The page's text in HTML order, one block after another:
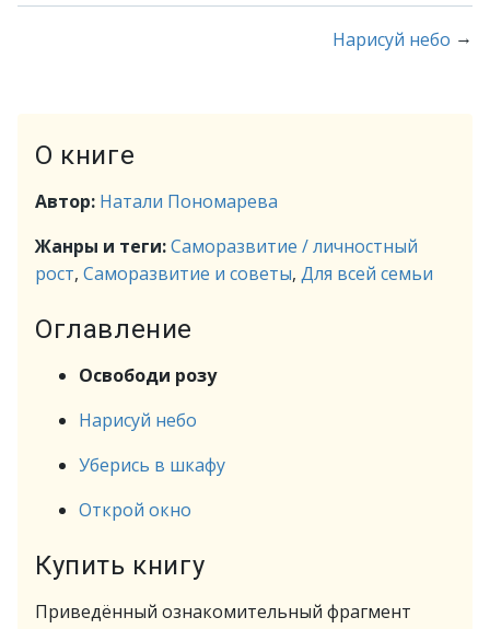
Нарисуй небо →
О книге
Автор: Натали Пономарева
Жанры и теги:Саморазвитие / личностный
рост, Саморазвитие и советы, Для всей семьи
Оглавление
Освободи розу
Нарисуй небо
Уберись в шкафу
Открой окно
Купить книгу
Приведённый ознакомительный фрагмент